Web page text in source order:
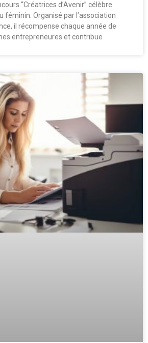
“Créatrices d’Avenir” célèbre
féminin. Organisé par l’association
il récompense chaque année de
entrepreneures et contribue